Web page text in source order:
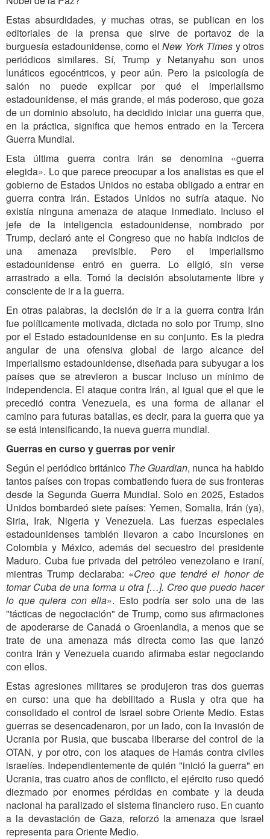
Estas absurdidades, y muchas otras, se publican en los
editoriales de la prensa que sirve de portavoz de la
burguesía estadounidense, como el New York Times y otros
periódicos similares. Sí, Trump y Netanyahu son unos
lunáticos egocéntricos, y peor aún. Pero la psicología de
salón no puede explicar por qué el imperialismo
estadounidense, el más grande, el más poderoso, que goza
de un dominio absoluto, ha decidido iniciar una guerra que,
en la práctica, significa que hemos entrado en la Tercera
Guerra Mundial.
Esta última guerra contra Irán se denomina «guerra
elegida». Lo que parece preocupar a los analistas es que el
gobierno de Estados Unidos no estaba obligado a entrar en
guerra contra Irán. Estados Unidos no sufría ataque. No
existía ninguna amenaza de ataque inmediato. Incluso el
jefe de la inteligencia estadounidense, nombrado por
Trump, declaró ante el Congreso que no había indicios de
una amenaza previsible. Pero el imperialismo
estadounidense entró en guerra. Lo eligió, sin verse
arrastrado a ella. Tomó la decisión absolutamente libre y
consciente de ir a la guerra.
En otras palabras, la decisión de ir a la guerra contra Irán
fue políticamente motivada, dictada no solo por Trump, sino
por el Estado estadounidense en su conjunto. Es la piedra
angular de una ofensiva global de largo alcance del
imperialismo estadounidense, diseñada para subyugar a los
países que se atrevieron a buscar incluso un mínimo de
independencia. El ataque contra Irán, al igual que el que le
precedió contra Venezuela, es una forma de allanar el
camino para futuras batallas, es decir, para la guerra que ya
se está intensificando, la nueva guerra mundial.
Guerras en curso y guerras por venir
Según el periódico británico The Guardian, nunca ha habido
tantos países con tropas combatiendo fuera de sus fronteras
desde la Segunda Guerra Mundial. Solo en 2025, Estados
Unidos bombardeó siete países: Yemen, Somalia, Irán (ya),
Siria, Irak, Nigeria y Venezuela. Las fuerzas especiales
estadounidenses también llevaron a cabo incursiones en
Colombia y México, además del secuestro del presidente
Maduro. Cuba fue privada del petróleo venezolano e iraní,
mientras Trump declaraba: «Creo que tendré el honor de
tomar Cuba de una forma u otra […]. Creo que puedo hacer
lo que quiera con ella». Esto podría ser solo una de las
"tácticas de negociación" de Trump, como sus afirmaciones
de apoderarse de Canadá o Groenlandia, a menos que se
trate de una amenaza más directa como las que lanzó
contra Irán y Venezuela cuando afirmaba estar negociando
con ellos.
Estas agresiones militares se produjeron tras dos guerras
en curso: una que ha debilitado a Rusia y otra que ha
consolidado el control de Israel sobre Oriente Medio. Estas
guerras se desencadenaron, por un lado, con la invasión de
Ucrania por Rusia, que buscaba liberarse del control de la
OTAN, y por otro, con los ataques de Hamás contra civiles
israelíes. Independientemente de quién "inició la guerra" en
Ucrania, tras cuatro años de conflicto, el ejército ruso quedó
diezmado por enormes pérdidas en combate y la deuda
nacional ha paralizado el sistema financiero ruso. En cuanto
a la devastación de Gaza, reforzó la amenaza que Israel
representa para Oriente Medio.